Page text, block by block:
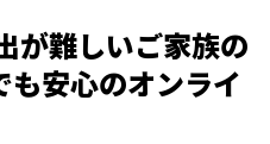
が難しいご家族の
安心のオンライ